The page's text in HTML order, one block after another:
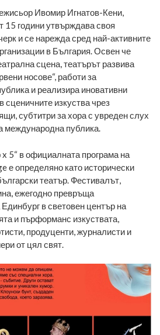
Ивомир Игнатов-Кени,
15 години утвърждава своя
и се нарежда сред най-активните
в България. Освен че
сцена, театърът развива
носове“, работи за
и реализира иновативни
сценичните изкуства чрез
субтитри за хора с увреден слух
международна публика.
5“ в официалната програма на
е определяно като исторически
театър. Фестивалът,
ежегодно превръща
в световен център на
и пърформанс изкуствата,
продуценти, журналисти и
от цял свят.